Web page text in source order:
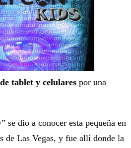
tablet y celulares por una
se dio a conocer esta pequeña en
de Las Vegas, y fue allí donde la